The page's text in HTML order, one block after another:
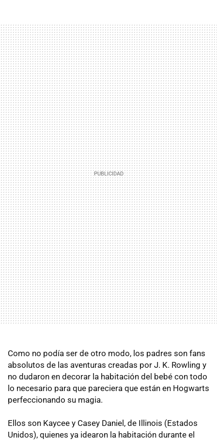
Como no podía ser de otro modo, los padres son fans
absolutos de las aventuras creadas por J. K. Rowling y
no dudaron en decorar la habitación del bebé con todo
lo necesario para que pareciera que están en Hogwarts
perfeccionando su magia.
Ellos son Kaycee y Casey Daniel, de Illinois (Estados
Unidos), quienes ya idearon la habitación durante el